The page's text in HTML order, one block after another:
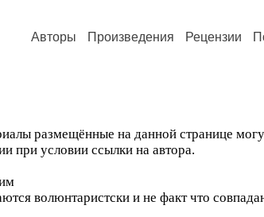
Авторы Произведения Рецензии
размещённые на данной странице
при условии ссылки на автора.
волюнтаристски и не факт что